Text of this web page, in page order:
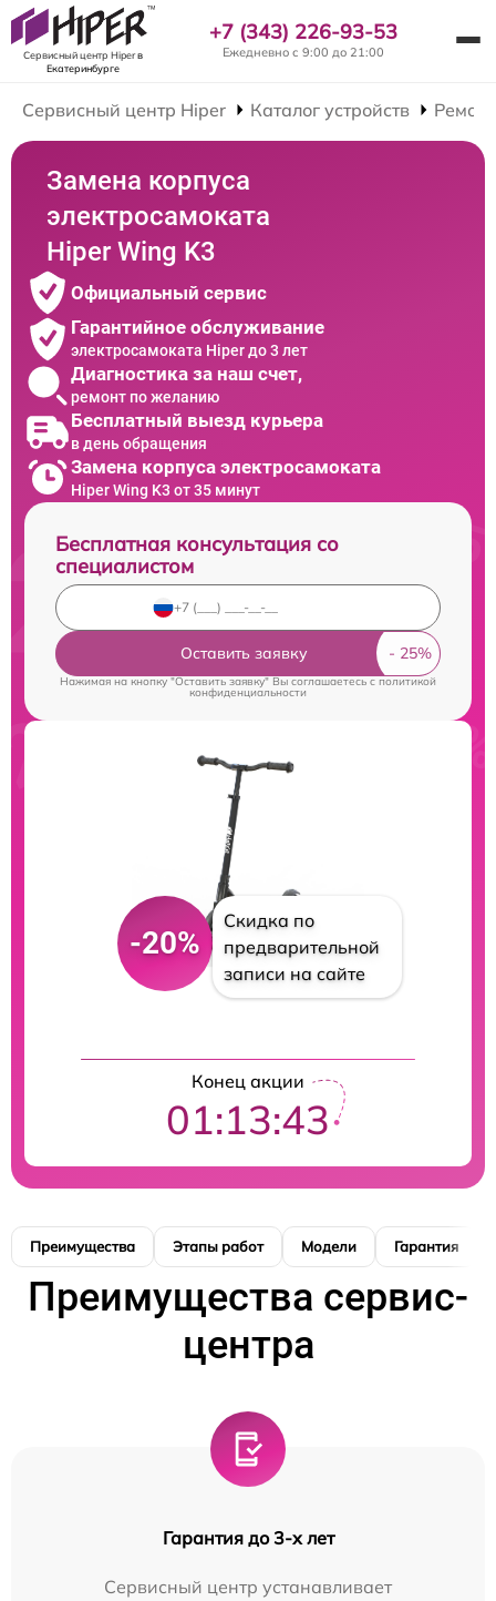
Сервисный центр Hiperв
Екатеринбурге
+7 (343) 226-93-53
Ежедневно с 9:00 до 21:00
Сервисный центр Hiper Каталог устройств
Замена корпуса
электросамоката
Hiper Wing K3
Официальный сервис
Гарантийное обслуживание
электросамоката Hiper до 3 лет
Диагностика за наш счет,
ремонт по желанию
Бесплатный выезд курьера
в день обращения
Замена корпуса электросамоката
Hiper Wing K3 от 35 минут
Бесплатная консультация со
специалистом
Оставить заявку
Нажимая на кнопку "Оставить заявку" Вы соглашаетесь cполитикой
конфиденциальности
-20%
Скидка по
предварительной
записи на сайте
Конец акции
01:13:42
Преимущества Этапы работ Модели Гарантия
Преимущества сервис-
центра
Гарантия до 3-х лет
Сервисный центр устанавливает